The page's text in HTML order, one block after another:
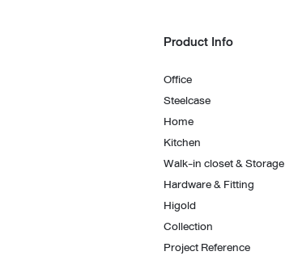
Product Info
Office
Steelcase
Home
Kitchen
Walk-in closet & Storage
Hardware & Fitting
Higold
Collection
Project Reference